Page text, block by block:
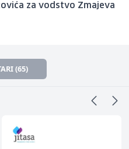
za vodstvo Zmajeva
(65)